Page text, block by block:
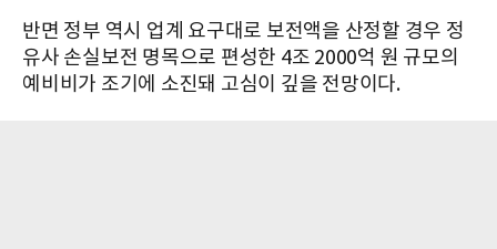
반면 정부 역시 업계 요구대로 보전액을 산정할 경우 정
유사 손실보전 명목으로 편성한 4조 2000억 원 규모의
예비비가 조기에 소진돼 고심이 깊을 전망이다.